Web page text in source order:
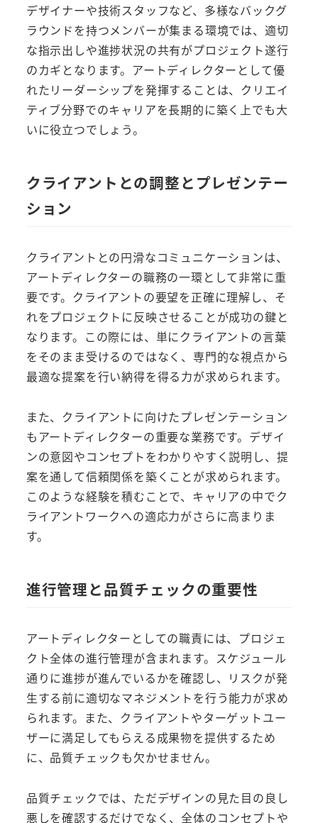
デザイナーや技術スタッフなど、多様なバックグ
ラウンドを持つメンバーが集まる環境では、適切
な指示出しや進捗状況の共有がプロジェクト遂行
のカギとなります。アートディレクターとして優
れたリーダーシップを発揮することは、クリエイ
ティブ分野でのキャリアを長期的に築く上でも大
いに役立つでしょう。
クライアントとの調整とプレゼンテー
ション
クライアントとの円滑なコミュニケーションは、
アートディレクターの職務の一環として非常に重
要です。クライアントの要望を正確に理解し、そ
れをプロジェクトに反映させることが成功の鍵と
なります。この際には、単にクライアントの言葉
をそのまま受けるのではなく、専門的な視点から
最適な提案を行い納得を得る力が求められます。
また、クライアントに向けたプレゼンテーション
もアートディレクターの重要な業務です。デザイ
ンの意図やコンセプトをわかりやすく説明し、提
案を通して信頼関係を築くことが求められます。
このような経験を積むことで、キャリアの中でク
ライアントワークへの適応力がさらに高まりま
す。
進行管理と品質チェックの重要性
アートディレクターとしての職責には、プロジェ
クト全体の進行管理が含まれます。スケジュール
通りに進捗が進んでいるかを確認し、リスクが発
生する前に適切なマネジメントを行う能力が求め
られます。また、クライアントやターゲットユー
ザーに満足してもらえる成果物を提供するため
に、品質チェックも欠かせません。
品質チェックでは、ただデザインの見た目の良し
悪しを確認するだけでなく、全体のコンセプトや